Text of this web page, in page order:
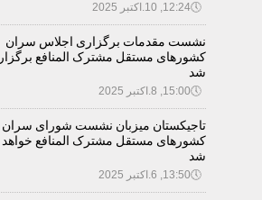
🕔12:24, 10.اکتبر 2025
نشست مقدمات برگزاری اجلاس سران
کشورهای مستقل مشترک المنافع برگزار
شد
🕔15:00, 8.اکتبر 2025
تاجیکستان میزبان نشست شورای سران
کشورهای مستقل مشترک المنافع خواهد
شد
🕔13:50, 6.اکتبر 2025